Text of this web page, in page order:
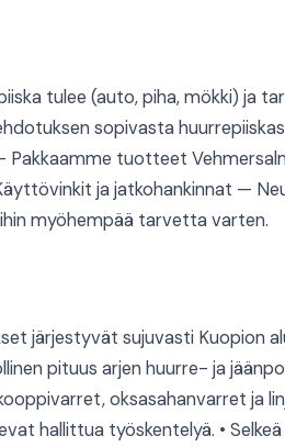
tulee (auto, piha, mökki) ja
sopivasta
tuotteet
ja jatkohankinnat —
myöhempää tarvetta varten.
järjestyvät sujuvasti Kuopion
pituus arjen huurre- ja
oksasahanvarret ja
hallittua työskentelyä. •